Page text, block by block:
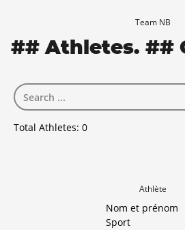
Team NB
## Athletes. ##
Total Athletes: 0
Athlète
Nom et prénom
Sport